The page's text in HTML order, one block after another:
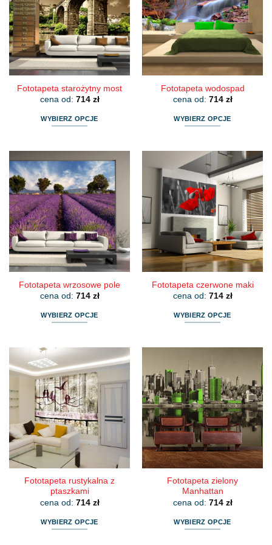
można
wybrać
na
stronie
produktu
można
wybrać
na
stronie
produktu
Fototapeta starożytny most
cena od: 714 zł
WYBIERZ OPCJE
ma
wiele
wariantów.
Opcje
można
wybrać
na
stronie
produktu
Fototapeta wodospad
cena od: 714 zł
WYBIERZ OPCJE
ma
wiele
wariantów.
Opcje
można
wybrać
stronie
produktu
Fototapeta wrzosowe pole
cena od: 714 zł
WYBIERZ OPCJE
ma
wiele
wariantów.
Opcje
można
wybrać
na
stronie
produktu
Fototapeta czerwone maki
cena od: 714 zł
WYBIERZ OPCJE
wiele
wariantów.
Opcje
można
wybrać
na
stronie
produktu
Fototapeta rustykalna z
ptaszkami
cena od: 714 zł
WYBIERZ OPCJE
Fototapeta zielony
Manhattan
cena od: 714 zł
WYBIERZ OPCJE